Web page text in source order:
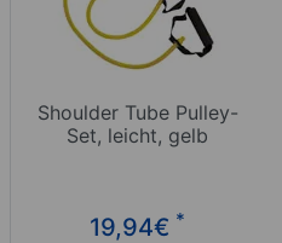
Shoulder Tube Pulley-
Set, leicht, gelb
19,94€ *